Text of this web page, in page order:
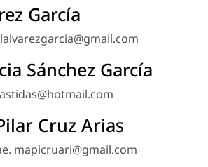
García
Sánchez García
Cruz Arias
mapicruari@gmail.com